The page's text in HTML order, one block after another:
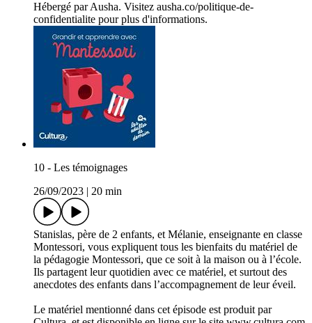
Hébergé par Ausha. Visitez ausha.co/politique-de-
confidentialite pour plus d'informations.
10 - Les témoignages
26/09/2023
20 min
Stanislas, père de 2 enfants, et Mélanie, enseignante en classe
Montessori, vous expliquent tous les bienfaits du matériel de
la pédagogie Montessori, que ce soit à la maison ou à l’école.
Ils partagent leur quotidien avec ce matériel, et surtout des
anecdotes des enfants dans l’accompagnement de leur éveil.
Le matériel mentionné dans cet épisode est produit par